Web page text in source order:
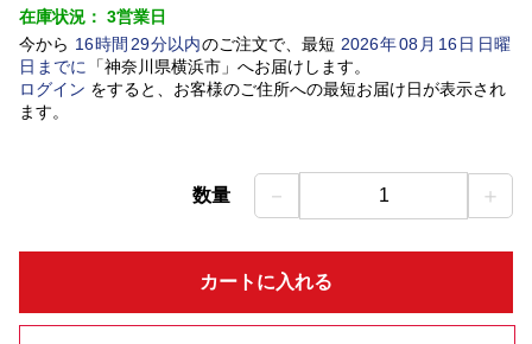
在庫状況： 3営業日
今から 16時間 29分以内のご注文で、最短 2026年08 月 16日日曜
日 までに 「神奈川県横浜市」 へお届けします。
ログイン をすると、お客様のご住所への最短お届け日が表示され
ます。
数量 － 1 ＋
カートに入れる